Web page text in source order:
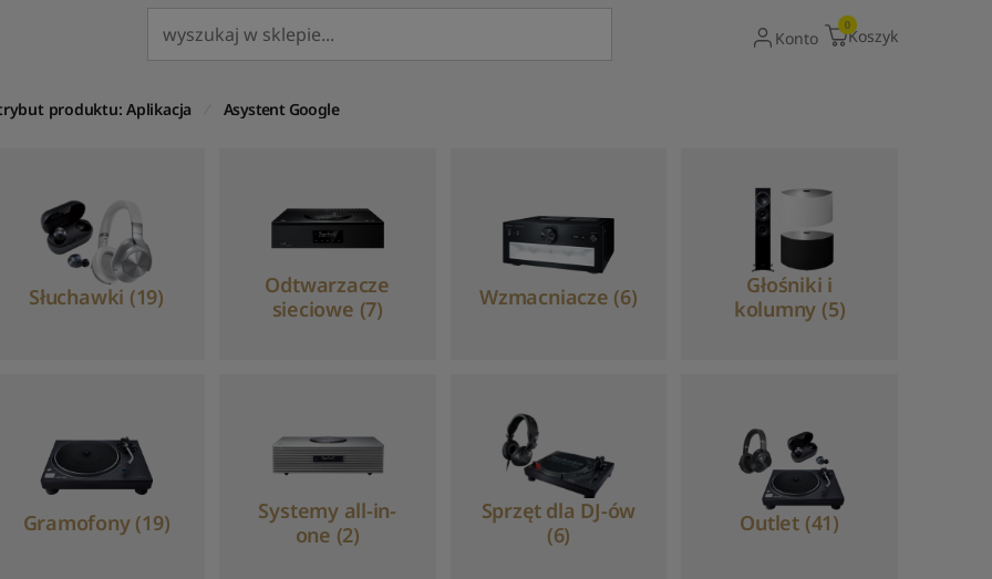
Gdy dostępne są wyniki autouzupełniania,
Konto
0
Koszyk
produktu: Aplikacja Asystent Google
Słuchawki (19)
Odtwarzacze
sieciowe (7)
Wzmacniacze (6)
Głośniki i
kolumny (5)
Gramofony (19)
Systemy all-in-
one (2)
Sprzęt dla DJ-ów
(6)
Outlet (41)